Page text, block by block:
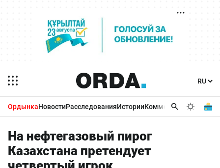
ОрдынкаНовостиРасследованияИсторииКомментарииБизнес
На нефтегазовый пирог
Казахстана претендует